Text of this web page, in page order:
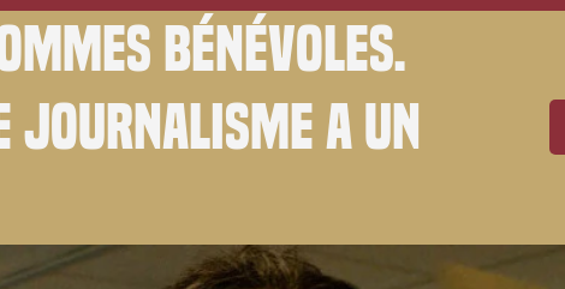
bénévoles.
journalisme a un